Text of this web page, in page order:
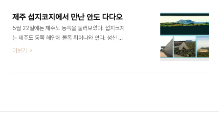
여 마을 ..
있다. 곳곳에 명상하는 모습의 돌조각을 설치해 놓아
서 전체 분위기를 경건하게 만들었다. 모든 사람들이
한라산만 바라보고 있을 때 360여개의 평범한 오름
의 소중함을 사진에 담았던 선구자, 스스로 자기 인생
을 ‘평생 원 없이 사진 찍었고, 남김없이 치열하게 살
여행의 더할 수 없는 큰 기쁨이었다. 입구쪽의 방에서
제주 섭지코지에서 만난 안도 다다오
5월 22일에는 제주도 동쪽을 둘러보았다. 섭지코지
는 제주도 동쪽 해안에 볼록 튀어나와 있다. 성산 일
출봉을 배경으로 아름다운 해안 풍경이 끝내준다. 방
더보기